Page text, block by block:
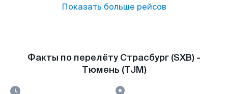
Показать больше рейсов
Факты по перелёту Страсбург (SXB) -
Тюмень (TJM)